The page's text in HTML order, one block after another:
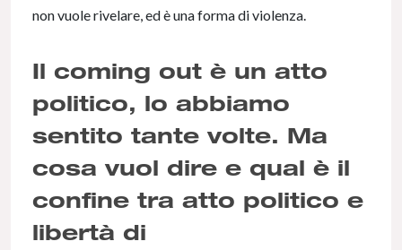
non vuole rivelare, ed è una forma di violenza.
Il coming out è un atto
politico, lo abbiamo
sentito tante volte. Ma
cosa vuol dire e qual è il
confine tra atto politico e
libertà di